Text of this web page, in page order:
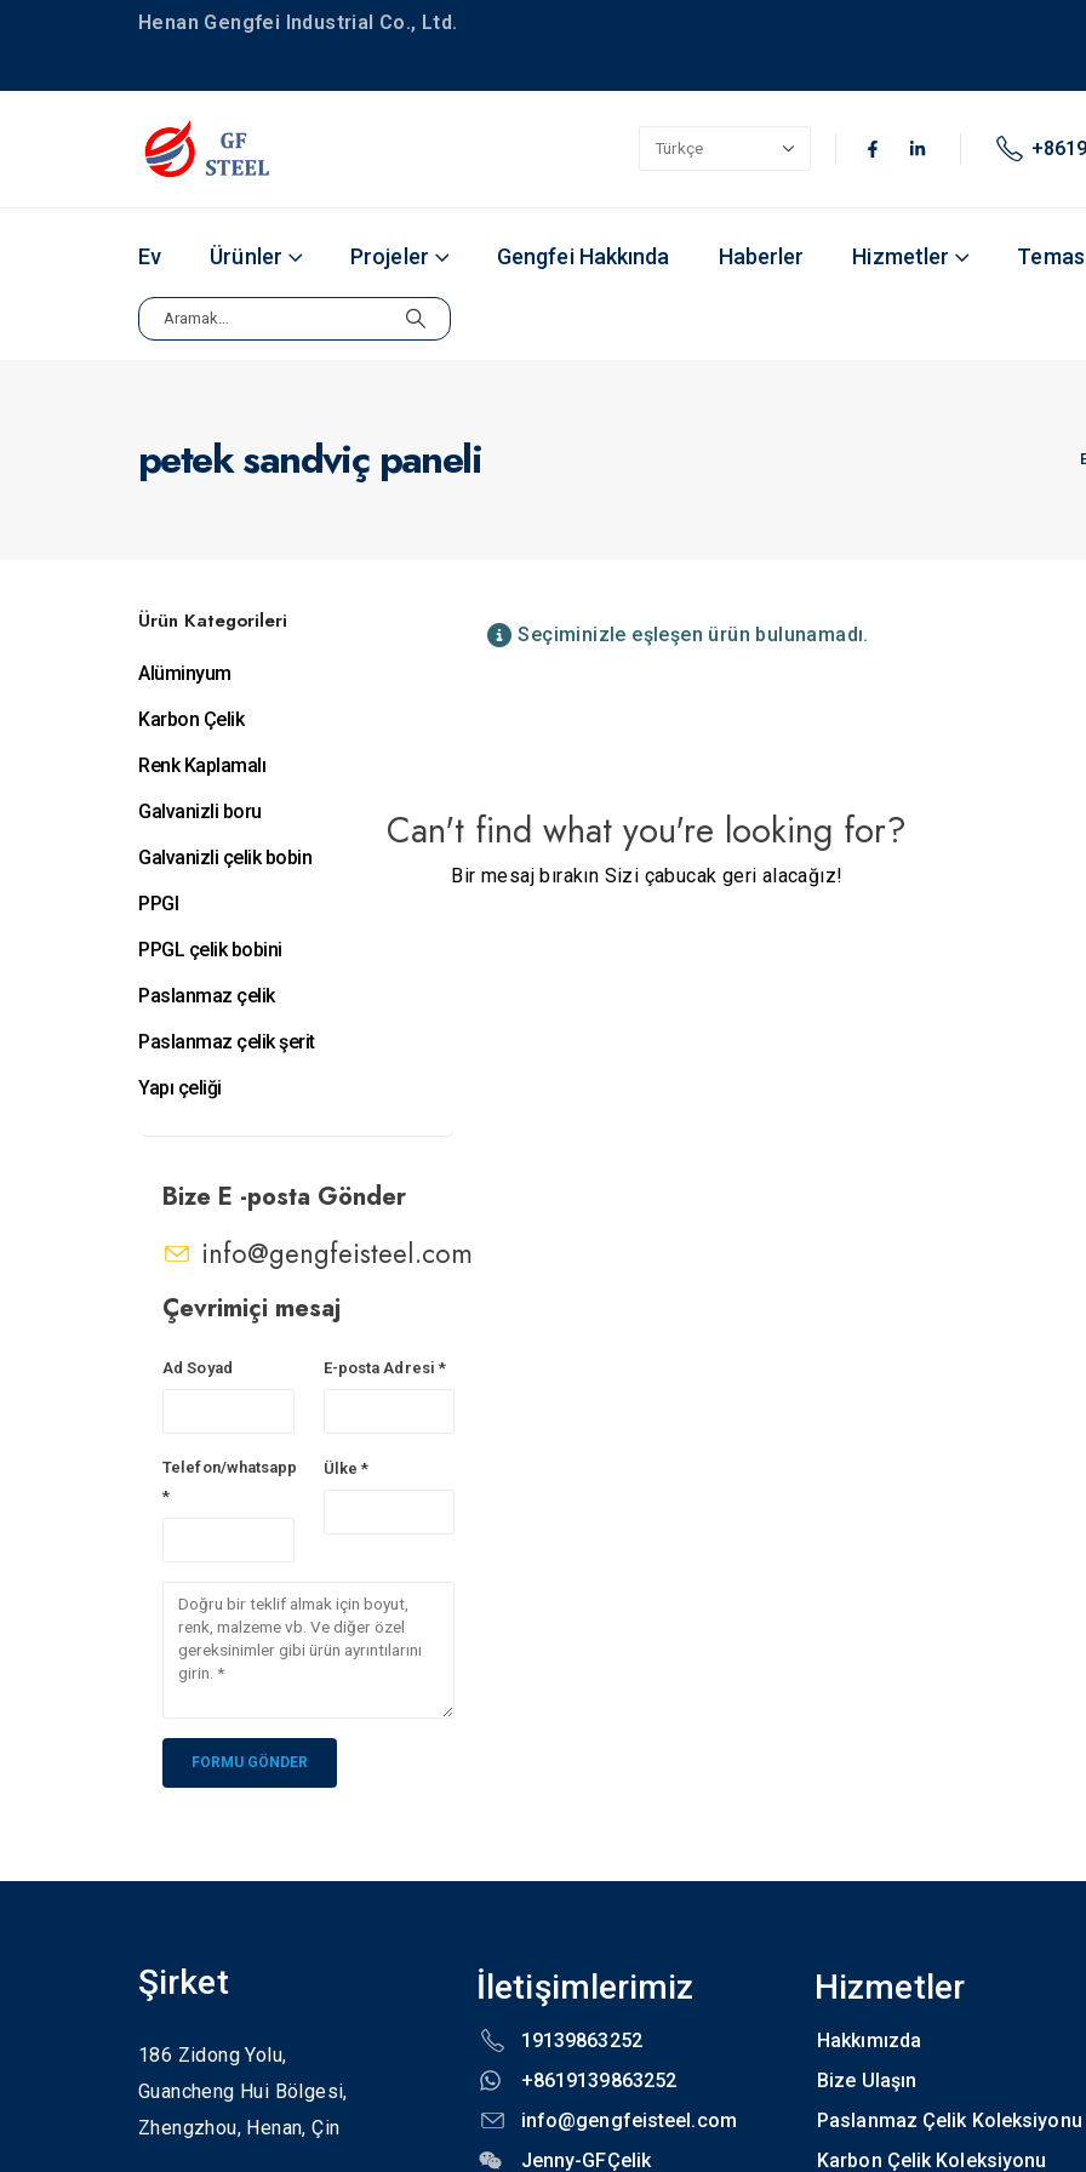
Henan Gengfei Industrial Co., Ltd.
Ev Ürünler Projeler Gengfei Hakkında Haberler Hizmetler
petek sandviç paneli
Seçiminizle eşleşen ürün bulunamadı.
Can't find what you're looking for?
Bir mesaj bırakın Sizi çabucak geri alacağız!
Ürün Kategorileri
Alüminyum
Karbon Çelik
Renk Kaplamalı
Galvanizli boru
Galvanizli çelik bobin
PPGI
PPGL çelik bobini
Paslanmaz çelik
Paslanmaz çelik şerit
Yapı çeliği
Bize E -posta Gönder
info@gengfeisteel.com
Çevrimiçi mesaj
Ad Soyad E-posta Adresi *
Telefon/whatsapp
*
Ülke *
Şirket
186 Zidong Yolu,
Guancheng Hui Bölgesi,
Zhengzhou, Henan,Çin
İletişimlerimiz
19139863252
+8619139863252
info@gengfeisteel.com
Jenny-GFÇelik
Hizmetler
Hakkımızda
Bize Ulaşın
Paslanmaz Çelik Koleksiyonu
Karbon Çelik Koleksiyonu